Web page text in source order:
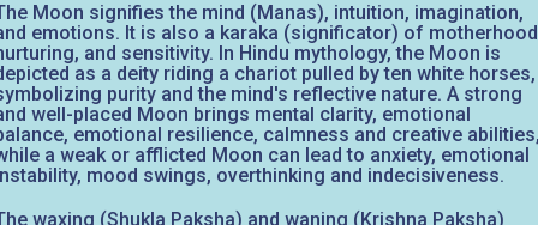
Moon signifies the mind (Manas), intuition, imagination,
emotions. It is also a karaka (significator) of
and sensitivity. In Hindu mythology, the Moon is
as a deity riding a chariot pulled by ten white horses,
purity and the mind's reflective nature. A strong
well-placed Moon brings mental clarity, emotional
emotional resilience, calmness and creative
a weak or afflicted Moon can lead to anxiety, emotional
mood swings, overthinking and indecisiveness.
waxing (Shukla Paksha) and waning (Krishna Paksha)